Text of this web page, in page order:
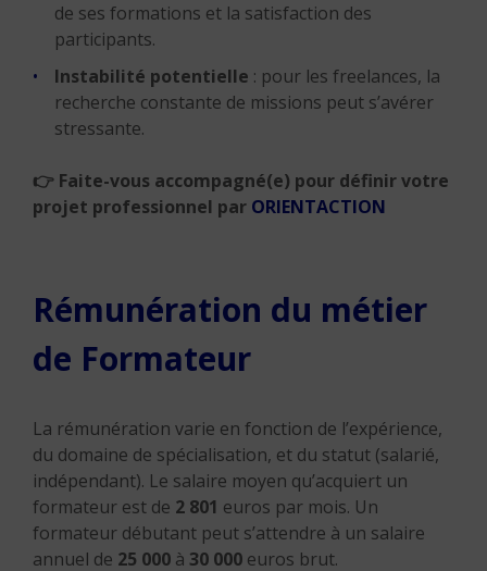
de ses formations et la satisfaction des
participants.
Instabilité potentielle : pour les freelances, la
recherche constante de missions peut s’avérer
stressante.
👉 Faite-vous accompagné(e) pour définir votre
projet professionnel par ORIENTACTION
Rémunération du métier
de Formateur
La rémunération varie en fonction de l’expérience,
du domaine de spécialisation, et du statut (salarié,
indépendant). Le salaire moyen qu’acquiert un
formateur est de 2 801 euros par mois. Un
formateur débutant peut s’attendre à un salaire
annuel de 25 000 à 30 000 euros brut.